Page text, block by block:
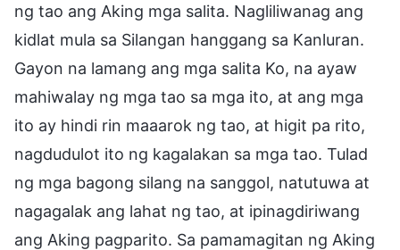
ng tao ang Aking mga salita. Nagliliwanag ang
kidlat mula sa Silangan hanggang sa Kanluran.
Gayon na lamang ang mga salita Ko, na ayaw
mahiwalay ng mga tao sa mga ito, at ang mga
ito ay hindi rin maaarok ng tao, at higit pa rito,
nagdudulot ito ng kagalakan sa mga tao. Tulad
ng mga bagong silang na sanggol, natutuwa at
nagagalak ang lahat ng tao, at ipinagdiriwang
ang Aking pagparito. Sa pamamagitan ng Aking